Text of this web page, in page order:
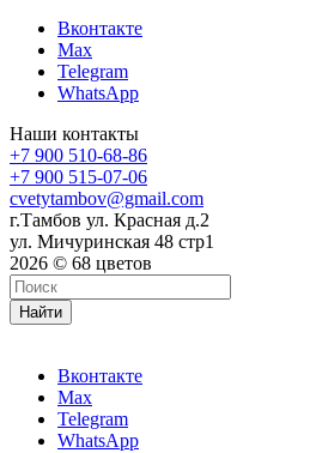
Вконтакте
Max
Telegram
WhatsApp
Наши контакты
+7 900 510-68-86
+7 900 515-07-06
cvetytambov@gmail.com
г.Тамбов ул. Красная д.2
ул. Мичуринская 48 стр1
2026 © 68 цветов
Найти
Вконтакте
Max
Telegram
WhatsApp